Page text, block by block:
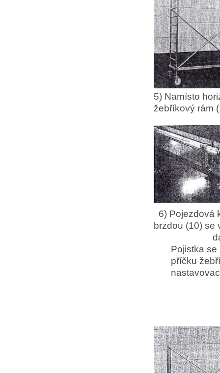
5) Namísto
žebříkový rám
6)
brzdou (10)
daleko,
Pojistka se
příčku
nastavovací